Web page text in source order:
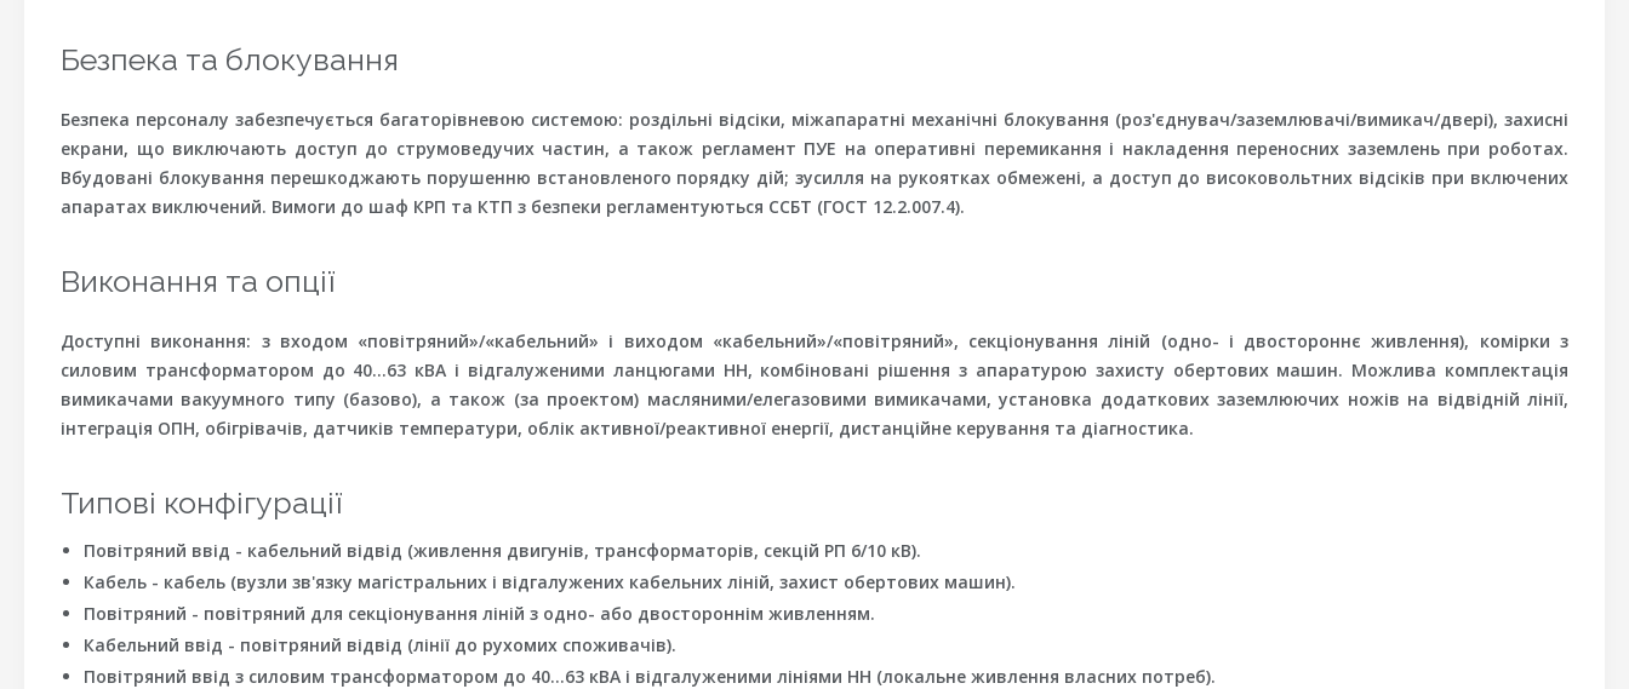
Безпека та блокування
Безпека персоналу забезпечується багаторівневою системою: роздільні відсіки, міжапаратні механічні блокування (роз'єднувач/заземлювачі/вимикач/двері), захисні
екрани, що виключають доступ до струмоведучих частин, а також регламент ПУЕ на оперативні перемикання і накладення переносних заземлень при роботах.
Вбудовані блокування перешкоджають порушенню встановленого порядку дій; зусилля на рукоятках обмежені, а доступ до високовольтних відсіків при включених
апаратах виключений. Вимоги до шаф КРП та КТП з безпеки регламентуються ССБТ (ГОСТ 12.2.007.4).
Виконання та опції
Доступні виконання: з входом «повітряний»/«кабельний» і виходом «кабельний»/«повітряний», секціонування ліній (одно- і двостороннє живлення), комірки з
силовим трансформатором до 40…63 кВА і відгалуженими ланцюгами НН, комбіновані рішення з апаратурою захисту обертових машин. Можлива комплектація
вимикачами вакуумного типу (базово), а також (за проектом) масляними/елегазовими вимикачами, установка додаткових заземлюючих ножів на відвідній лінії,
інтеграція ОПН, обігрівачів, датчиків температури, облік активної/реактивної енергії, дистанційне керування та діагностика.
Типові конфігурації
Повітряний ввід - кабельний відвід (живлення двигунів, трансформаторів, секцій РП 6/10 кВ).
Кабель - кабель (вузли зв'язку магістральних і відгалужених кабельних ліній, захист обертових машин).
Повітряний - повітряний для секціонування ліній з одно- або двостороннім живленням.
Кабельний ввід - повітряний відвід (лінії до рухомих споживачів).
Повітряний ввід з силовим трансформатором до 40…63 кВА і відгалуженими лініями НН (локальне живлення власних потреб).